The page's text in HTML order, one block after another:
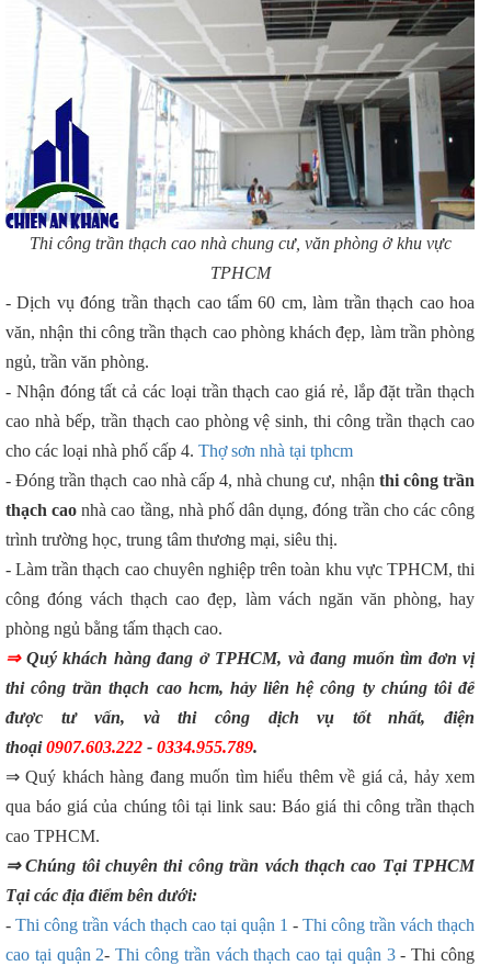
Thi công trần thạch cao nhà chung cư, văn phòng ở khu vực
TPHCM
- Dịch vụ đóng trần thạch cao tấm 60 cm, làm trần thạch cao hoa
văn, nhận thi công trần thạch cao phòng khách đẹp, làm trần phòng
ngủ, trần văn phòng.
- Nhận đóng tất cả các loại trần thạch cao giá rẻ, lắp đặt trần thạch
cao nhà bếp, trần thạch cao phòng vệ sinh, thi công trần thạch cao
cho các loại nhà phố cấp 4. Thợ sơn nhà tại tphcm
- Đóng trần thạch cao nhà cấp 4, nhà chung cư, nhận thi công trần
thạch cao nhà cao tầng, nhà phố dân dụng, đóng trần cho các công
trình trường học, trung tâm thương mại, siêu thị.
- Làm trần thạch cao chuyên nghiệp trên toàn khu vực TPHCM, thi
công đóng vách thạch cao đẹp, làm vách ngăn văn phòng, hay
phòng ngủ bằng tấm thạch cao.
⇒Quý khách hàng đang ở TPHCM, và đang muốn tìm đơn vị
thi công trần thạch cao hcm, hảy liên hệ công ty chúng tôi để
được tư vấn, và thi công dịch vụ tốt nhất, điện
thoại0907.603.222 - 0334.955.789.
⇒ Quý khách hàng đang muốn tìm hiểu thêm về giá cả, hảy xem
qua báo giá của chúng tôi tại link sau: Báo giá thi công trần thạch
cao TPHCM.
⇒ Chúng tôi chuyên thi công trần vách thạch cao Tại TPHCM
Tại các địa điểm bên dưới:
- Thi công trần vách thạch cao tại quận 1 - Thi công trần vách thạch
cao tại quận 2-Thi công trần vách thạch cao tại quận 3- Thi công